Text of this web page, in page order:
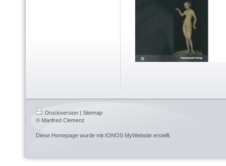
Druckversion | Sitemap
© Manfred Clemenz
Diese Homepage wurde mit IONOS MyWebsite erstellt.